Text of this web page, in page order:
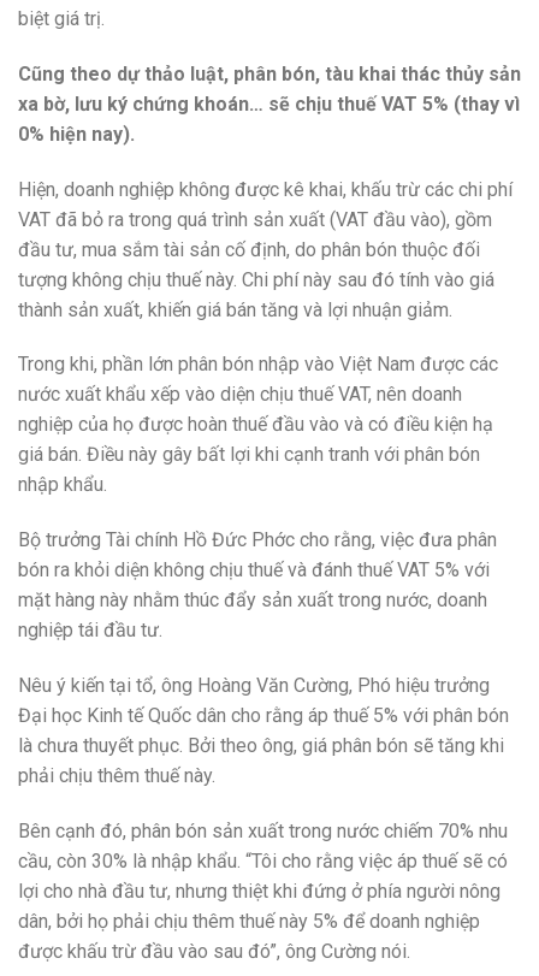
biệt giá trị.
Cũng theo dự thảo luật, phân bón, tàu khai thác thủy sản
xa bờ, lưu ký chứng khoán… sẽ chịu thuế VAT 5% (thay vì
0% hiện nay).
Hiện, doanh nghiệp không được kê khai, khấu trừ các chi phí
VAT đã bỏ ra trong quá trình sản xuất (VAT đầu vào), gồm
đầu tư, mua sắm tài sản cố định, do phân bón thuộc đối
tượng không chịu thuế này. Chi phí này sau đó tính vào giá
thành sản xuất, khiến giá bán tăng và lợi nhuận giảm.
Trong khi, phần lớn phân bón nhập vào Việt Nam được các
nước xuất khẩu xếp vào diện chịu thuế VAT, nên doanh
nghiệp của họ được hoàn thuế đầu vào và có điều kiện hạ
giá bán. Điều này gây bất lợi khi cạnh tranh với phân bón
nhập khẩu.
Bộ trưởng Tài chính Hồ Đức Phớc cho rằng, việc đưa phân
bón ra khỏi diện không chịu thuế và đánh thuế VAT 5% với
mặt hàng này nhằm thúc đẩy sản xuất trong nước, doanh
nghiệp tái đầu tư.
Nêu ý kiến tại tổ, ông Hoàng Văn Cường, Phó hiệu trưởng
Đại học Kinh tế Quốc dân cho rằng áp thuế 5% với phân bón
là chưa thuyết phục. Bởi theo ông, giá phân bón sẽ tăng khi
phải chịu thêm thuế này.
Bên cạnh đó, phân bón sản xuất trong nước chiếm 70% nhu
cầu, còn 30% là nhập khẩu. “Tôi cho rằng việc áp thuế sẽ có
lợi cho nhà đầu tư, nhưng thiệt khi đứng ở phía người nông
dân, bởi họ phải chịu thêm thuế này 5% để doanh nghiệp
được khấu trừ đầu vào sau đó”, ông Cường nói.